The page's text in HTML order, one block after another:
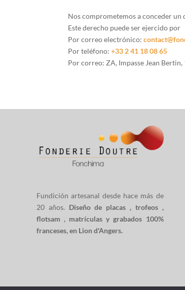
Nos comprometemos a conceder
Este derecho puede ser ejercido por
Por correo electrónico:
Por teléfono:+33 2 41 18 08 65
Por correo: ZA, Impasse Jean Bertin,
Fundición artesanal desde hace más de
20 años. Diseño de placas , trofeos ,
flotsam, matrículas y grabados 100%
franceses, en Lion d'Angers.